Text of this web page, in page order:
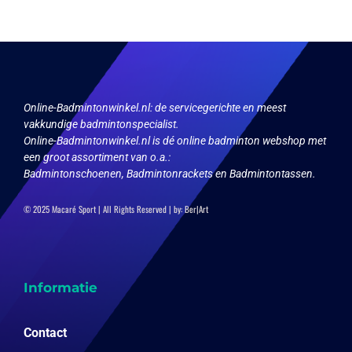
Online-Badmintonwinkel.nl:de servicegerichte en meest
vakkundige badmintonspecialist.
Online-Badmintonwinkel.nl is dé online badminton webshop met
een groot assortiment van o.a.:
Badmintonschoenen, Badmintonrackets en Badmintontassen.
© 2025 Macaré Sport | All Rights Reserved | by:Ber|Art
Informatie
Contact